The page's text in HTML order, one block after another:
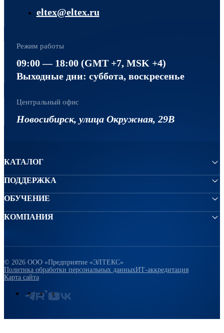
eltex@eltex.ru
Режим работы
09:00 — 18:00 (GMT +7, MSK +4)
Выходные дни: суббота, воскресенье
Центральный офис
Новосибирск, улица Окружная, 29В
КАТАЛОГ
ПОДДЕРЖКА
ОБУЧЕНИЕ
КОМПАНИЯ
© 2026 ООО «Предприятие «ЭЛТЕКС»
Политика обработки персональных данныхИТ-аккредитация
Карта сайта